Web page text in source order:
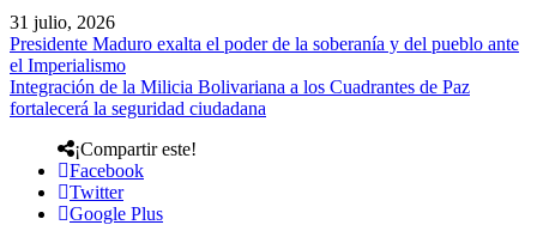
31 julio, 2026
Presidente Maduro exalta el poder de la soberanía y del pueblo ante
el Imperialismo
Integración de la Milicia Bolivariana a los Cuadrantes de Paz
fortalecerá la seguridad ciudadana
¡Compartir este!
Facebook
Twitter
Google Plus